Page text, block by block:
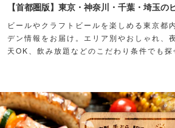
【首都圏版】東京・神奈川・千葉・埼玉の
ビールやクラフトビールを楽しめる東京都
デン情報をお届け。エリア別やおしゃれ、
天OK、飲み放題などのこだわり条件でも探